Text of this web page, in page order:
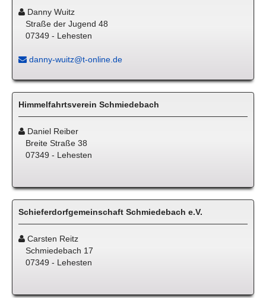
Danny Wuitz
Straße der Jugend 48
07349 - Lehesten
danny-wuitz@t-online.de
Himmelfahrtsverein Schmiedebach
Daniel Reiber
Breite Straße 38
07349 - Lehesten
Schieferdorfgemeinschaft Schmiedebach e.V.
Carsten Reitz
Schmiedebach 17
07349 - Lehesten